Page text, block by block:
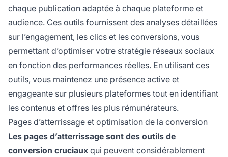
chaque publication adaptée à chaque plateforme et
audience. Ces outils fournissent des analyses détaillées
sur l’engagement, les clics et les conversions, vous
permettant d’optimiser votre stratégie réseaux sociaux
en fonction des performances réelles. En utilisant ces
outils, vous maintenez une présence active et
engageante sur plusieurs plateformes tout en identifiant
les contenus et offres les plus rémunérateurs.
Pages d’atterrissage et optimisation de la conversion
Les pages d’atterrissage sont des outils de
conversion cruciaux qui peuvent considérablement